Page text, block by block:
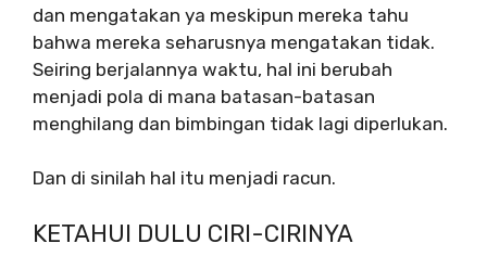
dan mengatakan ya meskipun mereka tahu
bahwa mereka seharusnya mengatakan tidak.
Seiring berjalannya waktu, hal ini berubah
menjadi pola di mana batasan-batasan
menghilang dan bimbingan tidak lagi diperlukan.
Dan di sinilah hal itu menjadi racun.
KETAHUI DULU CIRI-CIRINYA